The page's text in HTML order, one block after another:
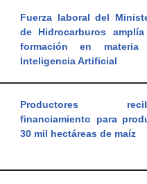
Fuerza laboral del
de Hidrocarburos
formación en materia
Inteligencia Artificial
Productores
financiamiento para
30 mil hectáreas de maíz